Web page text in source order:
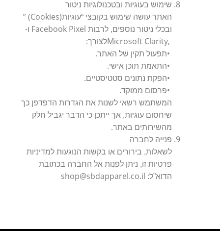
שימוש בעוגיות ובטכנולוגיות ניטור
האתר עושה שימוש בקובצי “עוגיות” (Cookies)
ובכלי ניטור נוספים, לרבות Facebook Pixel ו-
Microsoft Clarity,לצורך:
•תפעול תקין של האתר.
•התאמת תוכן אישי.
•הפקת נתונים סטטיסטיים.
•פרסום ממוקד.
המשתמש רשאי לשנות את הגדרות הדפדפן כך
שיחסום עוגיות, אך ייתכן כי הדבר יגביל חלק
מהשירותים באתר.
פנייה לחברה
לשאלות, בירורים או בקשות הנוגעות למדיניות
פרטיות זו, ניתן לפנות אל החברה בכתובת
הדוא”ל: shop@sbdapparel.co.il